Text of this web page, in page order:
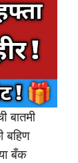
बातमी
बहिण
बँक